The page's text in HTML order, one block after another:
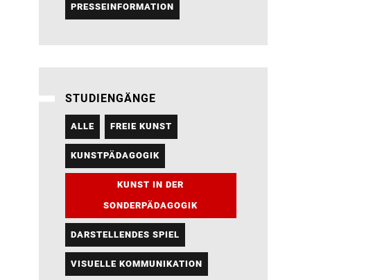
PRESSEINFORMATION
STUDIENGÄNGE
ALLE FREIE KUNST
KUNSTPÄDAGOGIK
KUNST IN DER
SONDERPÄDAGOGIK
DARSTELLENDES SPIEL
VISUELLE KOMMUNIKATION